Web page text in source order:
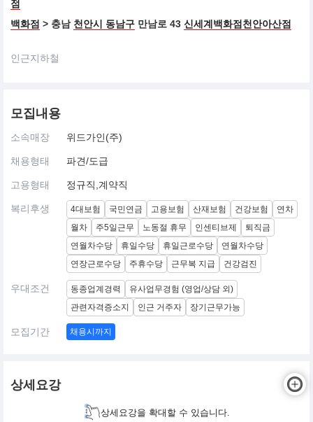
점
백화점 > 충남 천안시 동남구 만남로 43 신세계백화점천안아산점
인근지하철
모집내용
소속매장 위드가인(주)
채용형태 파견/도급
고용형태 정규직,계약직
복리후생 4대보험 국민연금 고용보험 산재보험 건강보험
연차
월차
주5일근무 노동절 휴무 인센티브제
퇴직금
연월차수당
휴일수당 휴일근로수당
연월차수당
연장근로수당
주휴수당 근무복 지급 건강검진
우대조건 동종업계경력
유사업무경험 (영업/상담 외)
관련자격증소지
인근 거주자 장기근무가능
모집기간 채용시까지
상세요강
상세요강을 확대할 수 있습니다.